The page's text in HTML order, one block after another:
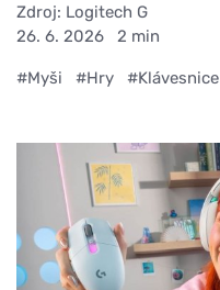
Zdroj: Logitech G
26. 6. 2026
2 min
#Myši #Hry #Klávesnice